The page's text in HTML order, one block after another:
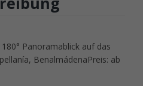
Panoramablick auf das
BenalmádenaPreis: ab